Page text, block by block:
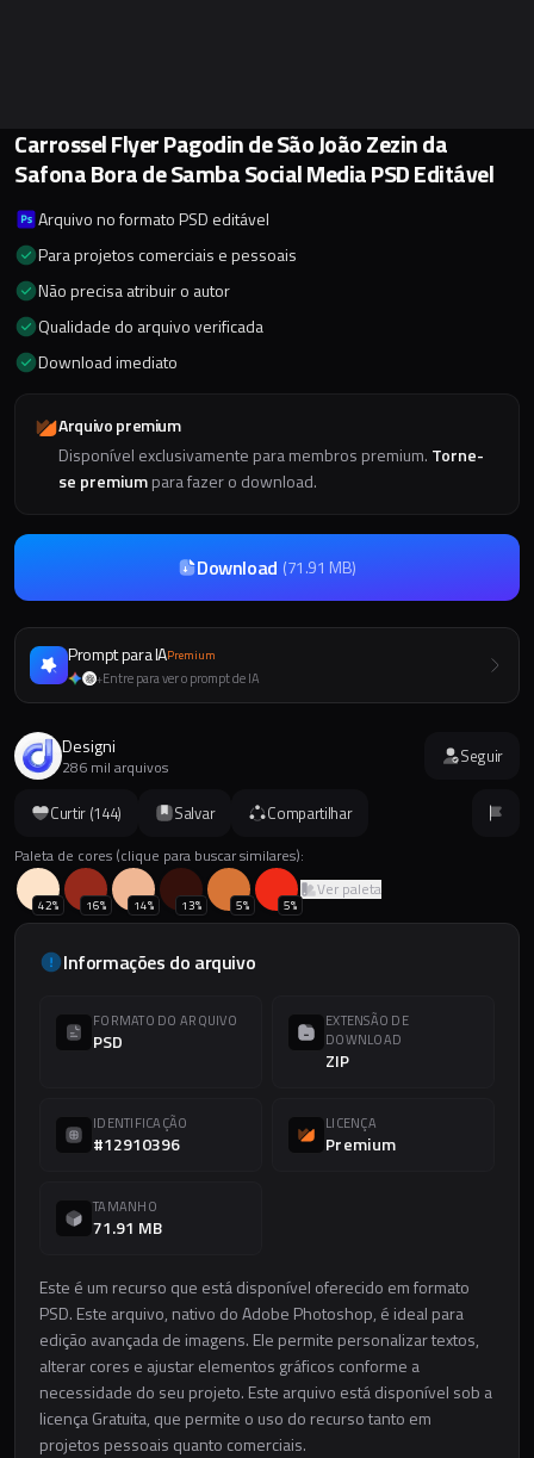
Curtir (144) Salvar Compartilhar
Paleta de cores (clique para buscar similares):
42% 16% 14% 13% 5% 5%
Ver paleta
Informações do arquivo
FORMATO DO ARQUIVO
PSD
EXTENSÃO DE
DOWNLOAD
ZIP
IDENTIFICAÇÃO
#12910396
LICENÇA
Premium
TAMANHO
71.91 MB
Este é um recurso que está disponível oferecido em formato
PSD. Este arquivo, nativo do Adobe Photoshop, é ideal para
edição avançada de imagens. Ele permite personalizar textos,
alterar cores e ajustar elementos gráficos conforme a
necessidade do seu projeto. Este arquivo está disponível sob a
licença Gratuita, que permite o uso do recurso tanto em
projetos pessoais quanto comerciais.
Carrossel Flyer Pagodin de São João Zezin da
Safona Bora de Samba Social Media PSD Editável
Arquivo no formato PSD editável
Para projetos comerciais e pessoais
Não precisa atribuir o autor
Qualidade do arquivo verificada
Download imediato
Arquivo premium
Disponível exclusivamente para membros premium. Torne-
se premiumpara fazer o download.
Download (71.91 MB)
Prompt para IAPremium
+Entre para ver o prompt de IA
Designi
286 mil arquivos Seguir